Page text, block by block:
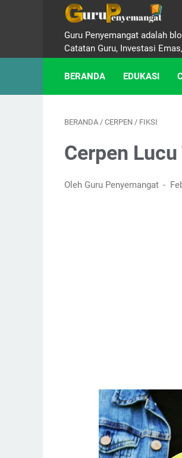
Guru Penyemangat adalah
Catatan Guru, Investasi
BERANDA EDUKASI
BERANDA / CERPEN / FIKSI
Cerpen
Oleh Guru Penyemangat